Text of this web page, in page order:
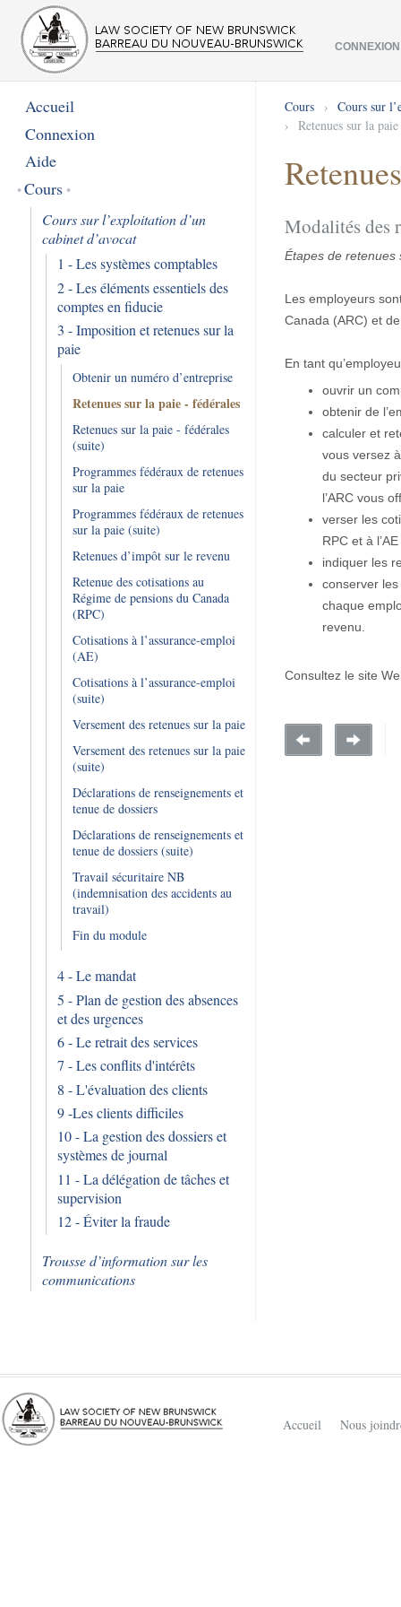
CONNEXION
Accueil
Connexion
Aide
Cours
Cours sur l’exploitation d’un
cabinet d’avocat
1 - Les systèmes comptables
2 - Les éléments essentiels des
comptes en fiducie
3 - Imposition et retenues sur la
paie
Obtenir un numéro d’entreprise
Retenues sur la paie - fédérales
Retenues sur la paie - fédérales
(suite)
Programmes fédéraux de retenues
sur la paie
Programmes fédéraux de retenues
sur la paie (suite)
Retenues d’impôt sur le revenu
Retenue des cotisations au
Régime de pensions du Canada
(RPC)
Cotisations à l’assurance-emploi
(AE)
Cotisations à l’assurance-emploi
(suite)
Versement des retenues sur la paie
Versement des retenues sur la paie
(suite)
Déclarations de renseignements et
tenue de dossiers
Déclarations de renseignements et
tenue de dossiers (suite)
Travail sécuritaire NB
(indemnisation des accidents au
travail)
Fin du module
4 - Le mandat
5 - Plan de gestion des absences
et des urgences
6 - Le retrait des services
7 - Les conflits d'intérêts
8 - L'évaluation des clients
9 -Les clients difficiles
10 - La gestion des dossiers et
systèmes de journal
11 - La délégation de tâches et
supervision
12 - Éviter la fraude
Trousse d’information sur les
communications
Cours ›
Cours sur
›
Retenues sur la
Modalités des
Étapes de retenues
Les employeurs
Canada (ARC) et
En tant
ouvrir un
obtenir de
calculer et
vous versez
du secteur
l’ARC vous
verser les
RPC et à
indiquer les
conserver
chaque
revenu.
Consultez le site
Accueil Nous